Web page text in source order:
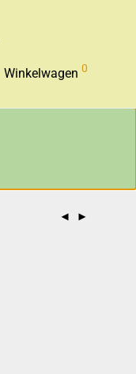
Winkelwagen 0